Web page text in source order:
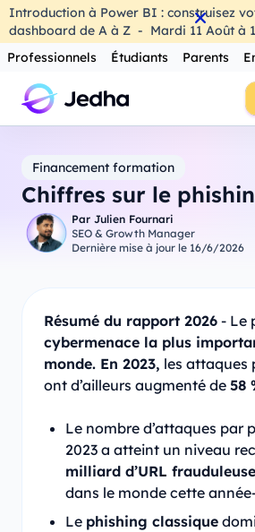
Introduction à Power BI : construisez
dashboard de A à Z - Mardi 11 Août à
Professionnels
Étudiants Parents
Financement formation
Chiffres sur le
Par Julien Fournari
SEO & Growth Manager
Dernière mise à jour le 16/6/2026
Résumé du rapport 2026 - Le
cybermenace la plus
monde. En 2023, les attaques
ont d’ailleurs augmenté de 58
Le nombre d’attaques par
2023 a atteint un niveau
milliard d’URL
dans le monde cette
Le phishing classique